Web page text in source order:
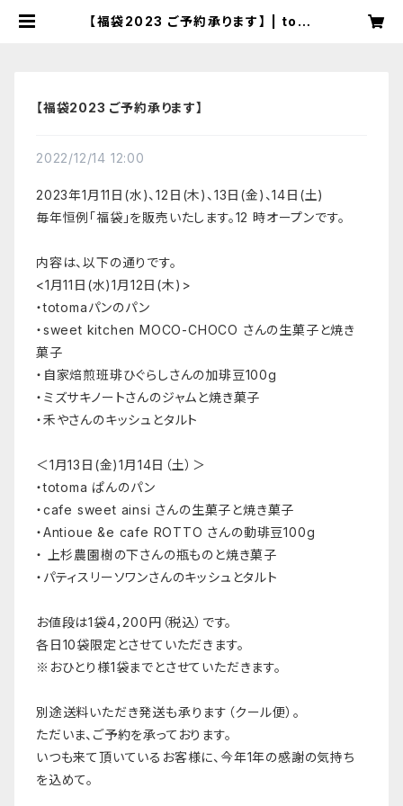
【福袋2023 ご予約承ります】 | toto
【福袋2023 ご予約承ります】
2022/12/14 12:00
2023年1月11日(水)、12日(木)、13日(金)、14日(土)
毎年恒例「福袋」を販売いたします。12 時オープンです。
内容は、以下の通りです。
<1月11日(水)1月12日(木)>
・totomaパンのパン
・sweet kitchen MOCO-CHOCO さんの生菓子と焼き
菓子
・自家焙煎班琲ひぐらしさんの加琲豆100g
・ミズサキノートさんのジャムと焼き菓子
・禾やさんのキッシュとタルト
＜1月13日(金)1月14日（土）＞
・totoma ぱんのパン
・cafe sweet ainsi さんの生菓子と焼き菓子
・Antioue &e cafe ROTTO さんの動琲豆100g
・ 上杉農園樹の下さんの瓶ものと焼き菓子
・パティスリーソワンさんのキッシュとタルト
お値段は1袋4，200円（税込）です。
各日10袋限定とさせていただきます。
※おひとり様1袋までとさせていただきます。
別途送料いただき発送も承ります（クール便）。
ただいま、ご予約を承っております。
いつも来て頂いているお客様に、今年1年の感謝の気持ち
を込めて。